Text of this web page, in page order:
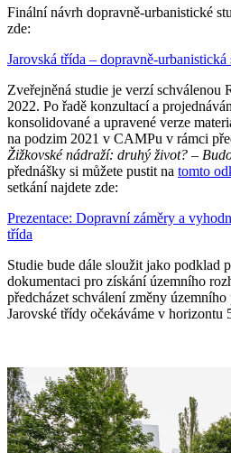
Finální návrh dopravně-urbanistické
zde:
Jarovská třída – dopravně-urbanistická
Zveřejněná studie je verzí schválenou
2022. Po řadě konzultací a
konsolidované a upravené verze
na podzim 2021 v CAMPu v rámci
Žižkovské nádraží: druhý život? –
přednášky si můžete pustit na tomto
setkání najdete zde:
Prezentace: Dopravní záměry a
třída
Studie bude dále sloužit jako podklad
dokumentaci pro získání územního
předcházet schválení změny
Jarovské třídy očekáváme v horizontu